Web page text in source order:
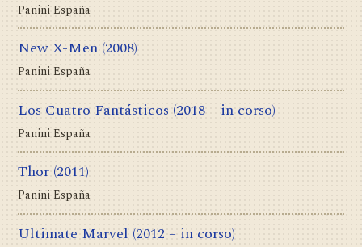
Panini España
New X-Men (2008)
Panini España
Los Cuatro Fantásticos (2018 – in corso)
Panini España
Thor (2011)
Panini España
Ultimate Marvel (2012 – in corso)